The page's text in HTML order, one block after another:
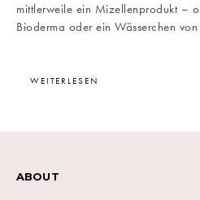
mittlerweile ein Mizellenprodukt –
Bioderma oder ein Wässerchen
WEITERLESEN
ABOUT